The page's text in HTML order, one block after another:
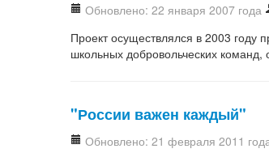
Обновлено: 22 января 2007 года
Проект осуществлялся в 2003
школьных добровольческих
"России важен каждый"
Обновлено: 21 февраля 2011